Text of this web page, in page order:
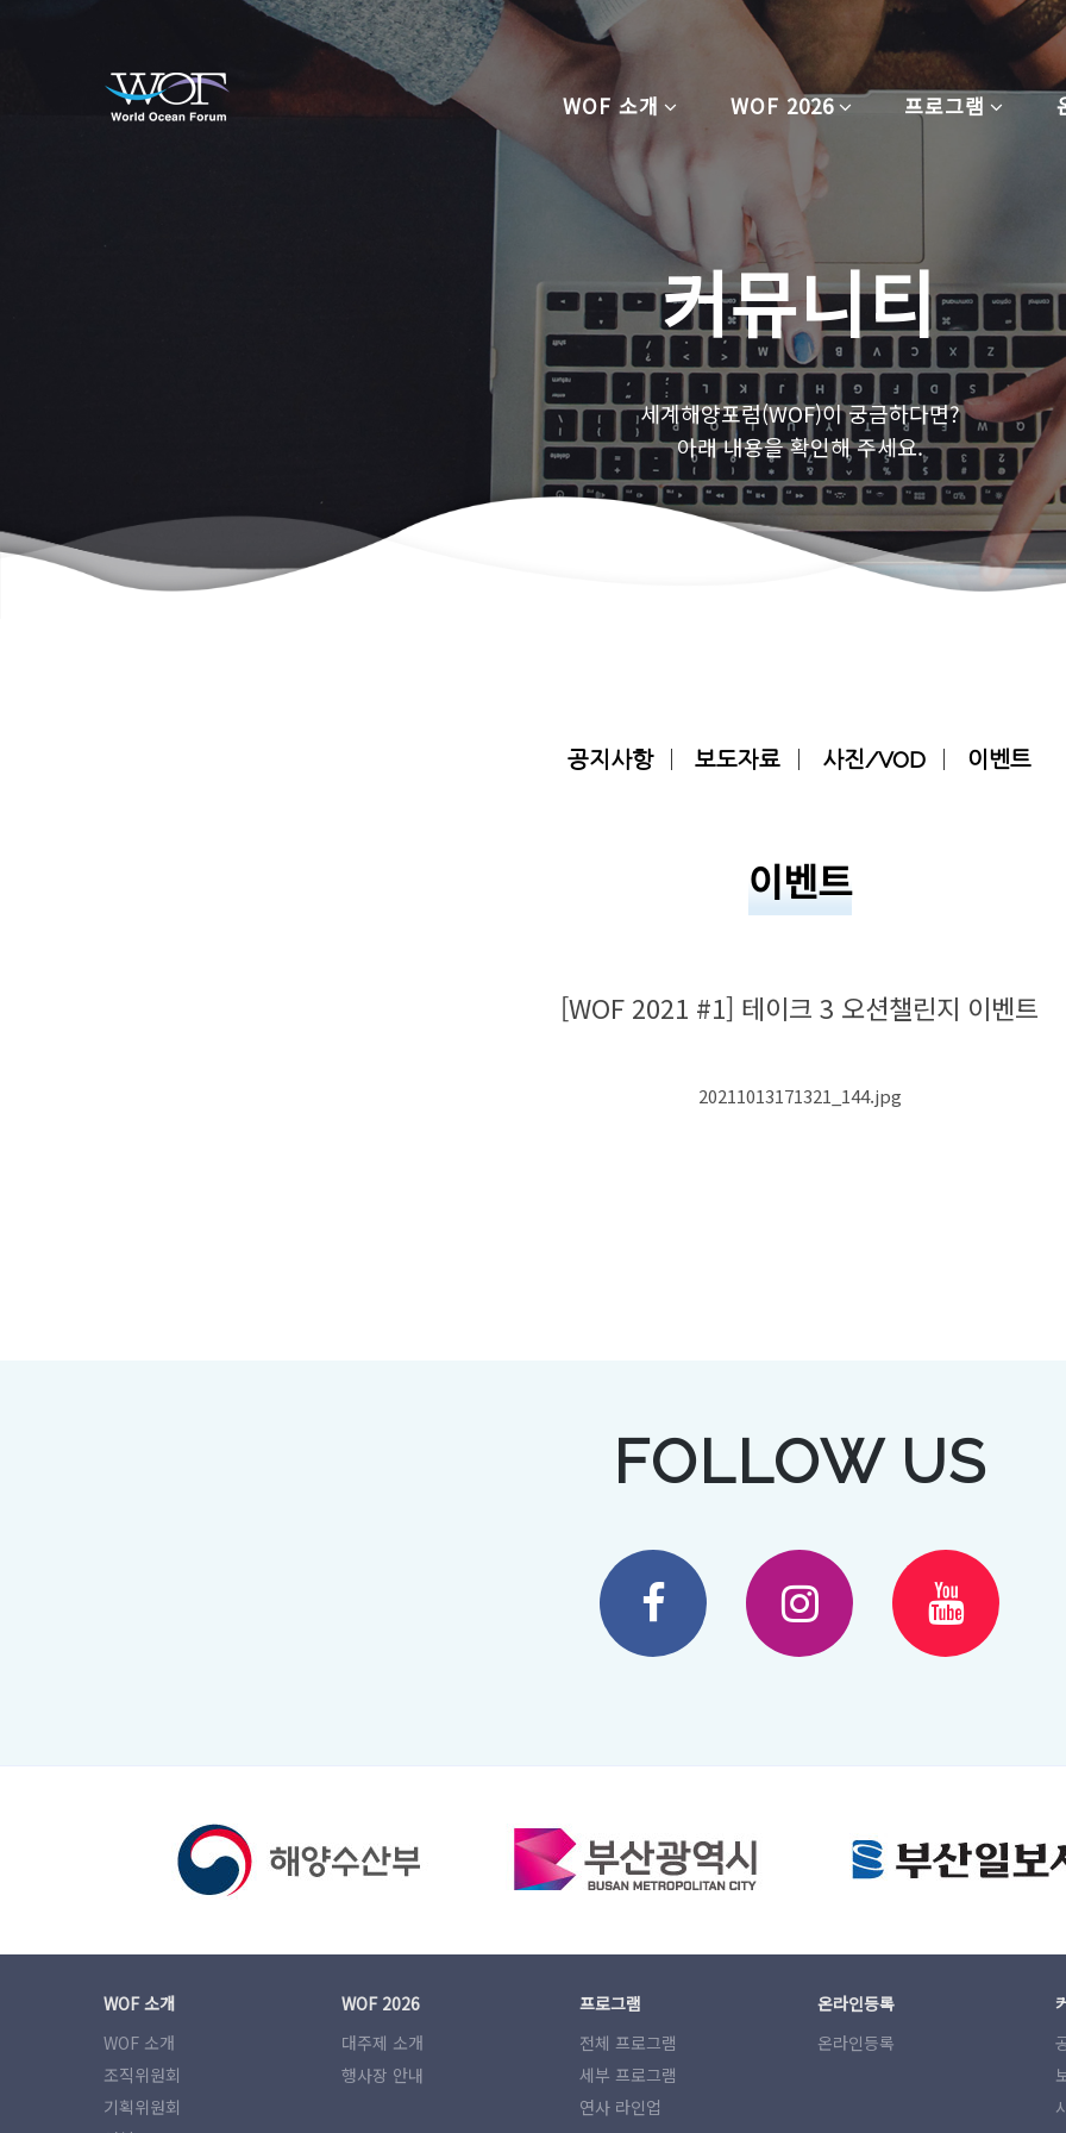
WOF 소개 WOF 2026 프로그램
커뮤니티
세계해양포럼(WOF)이 궁금하다면?
아래 내용을 확인해 주세요.
공지사항 보도자료 사진/VOD 이벤트
이벤트
[WOF 2021 #1] 테이크 3 오션챌린지 이벤트
20211013171321_144.jpg
FOLLOW US
WOF 소개
WOF 소개
조직위원회
기획위원회
WOF 2026
대주제 소개
행사장 안내
프로그램
전체 프로그램
세부 프로그램
연사 라인업
온라인등록
온라인등록